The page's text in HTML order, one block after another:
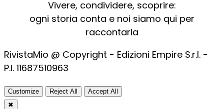
Vivere, condividere, scoprire:
ogni storia conta e noi siamo qui per
raccontarla
RivistaMio @ Copyright - Edizioni Empire S.r.l. -
P.I. 11687510963​
Customize Reject All
Accept All
✖